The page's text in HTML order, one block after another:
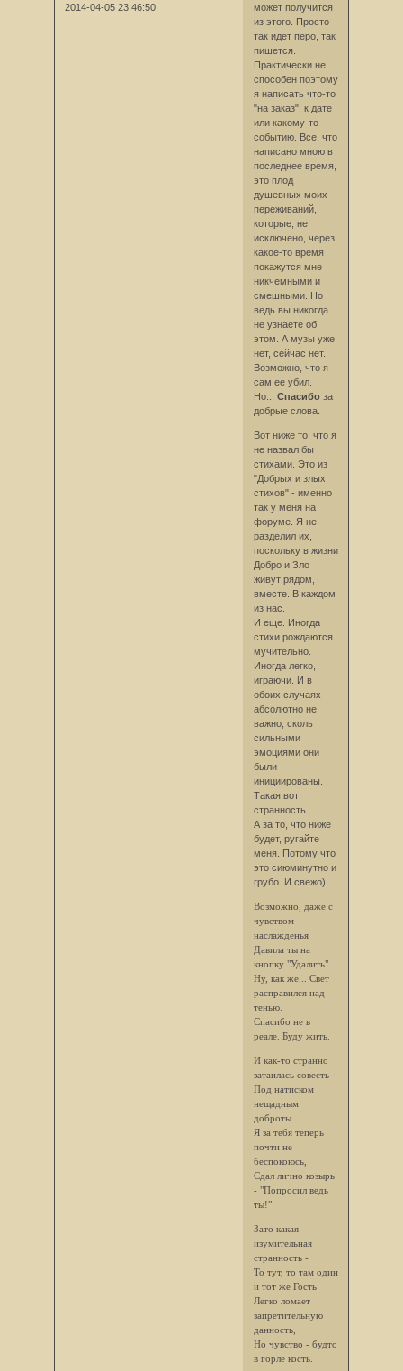
2014-04-05 23:46:50
может получится
из этого. Просто
так идет перо, так
пишется.
Практически не
способен поэтому
я написать что-то
"на заказ", к дате
или какому-то
событию. Все, что
написано мною в
последнее время,
это плод
душевных моих
переживаний,
которые, не
исключено, через
какое-то время
покажутся мне
никчемными и
смешными. Но
ведь вы никогда
не узнаете об
этом. А музы уже
нет, сейчас нет.
Возможно, что я
сам ее убил.
Но... Спасибоза
добрые слова.
Вот ниже то, что я
не назвал бы
стихами. Это из
"Добрых и злых
стихов" - именно
так у меня на
форуме. Я не
разделил их,
поскольку в жизни
Добро и Зло
живут рядом,
вместе. В каждом
из нас.
И еще. Иногда
стихи рождаются
мучительно.
Иногда легко,
играючи. И в
обоих случаях
абсолютно не
важно, сколь
сильными
эмоциями они
были
инициированы.
Такая вот
странность.
А за то, что ниже
будет, ругайте
меня. Потому что
это сиюминутно и
грубо. И свежо)
Возможно, даже с
чувством
наслажденья
Давила ты на
кнопку "Удалить".
Ну, как же... Свет
расправился над
тенью.
Спасибо не в
реале. Буду жить.
И как-то странно
затаилась совесть
Под натиском
нещадным
доброты.
Я за тебя теперь
почти не
беспокоюсь,
Сдал лично козырь
- "Попросил ведь
ты!"
Зато какая
изумительная
странность -
То тут, то там один
и тот же Гость
Легко ломает
запретительную
данность,
Но чувство - будто
в горле кость.